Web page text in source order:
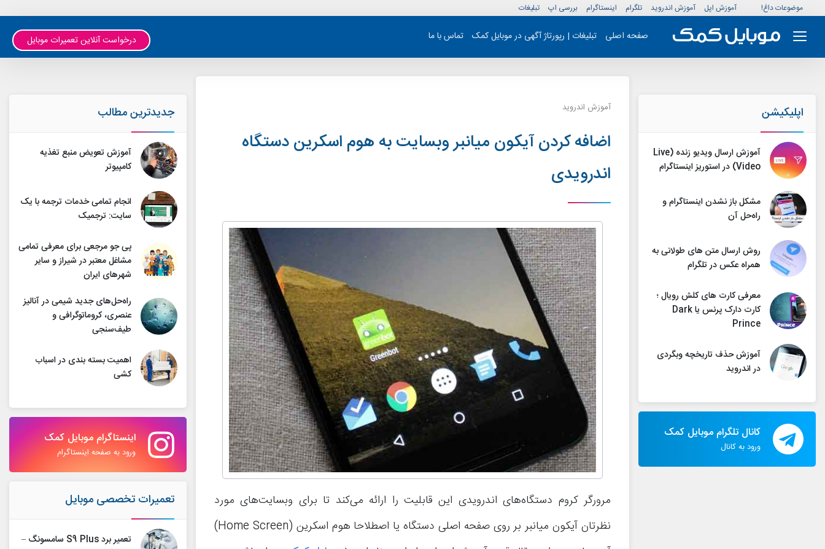
موضوعات داغ! آموزش اپل آموزش اندروید تلگرام اینستاگرام بررسی اپ تبلیغات
صفحه اصلی تبلیغات | رپورتاژ آگهی در موبایل کمک تماس با ما درخواست آنلاین تعمیرات موبایل
اپلیکیشن
آموزش ارسال ویدیو زنده (Live
Video) در استوریز اینستاگرام
مشکل باز نشدن اینستاگرام و
راه‌حل آن
روش ارسال متن های طولانی به
همراه عکس در تلگرام
معرفی کارت های کلش رویال ؛
کارت دارک پرنس یا Dark
Prince
آموزش حذف تاریخچه وبگردی
در اندروید
کانال تلگرام موبایل کمک
ورود به کانال
آموزش اندروید
اضافه کردن آیکون میانبر وبسایت به هوم اسکرین دستگاه
اندرویدی
مرورگر کروم دستگاه‌های اندرویدی این قابلیت را ارائه می‌کند تا برای وبسایت‌های مورد
نظرتان آیکون میانبر بر روی صفحه اصلی دستگاه یا اصطلاحا هوم اسکرین (Home Screen)
جدیدترین مطالب
آموزش تعویض منبع تغذیه
کامپیوتر
انجام تمامی خدمات ترجمه با یک
سایت: ترجمیک
پی جو مرجعی برای معرفی تمامی
مشاغل معتبر در شیراز و سایر
شهرهای ایران
راه‌حل‌های جدید شیمی در آنالیز
عنصری، کروماتوگرافی و
طیف‌سنجی
اهمیت بسته بندی در اسباب
کشی
اینستاگرام موبایل کمک
ورود به صفحه اینستاگرام
تعمیرات تخصصی موبایل
تعمیر برد S9 Plus سامسونگ –